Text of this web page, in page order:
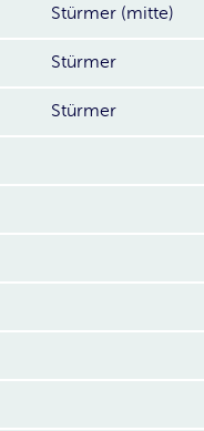
Stürmer (mitte)
Stürmer
Stürmer